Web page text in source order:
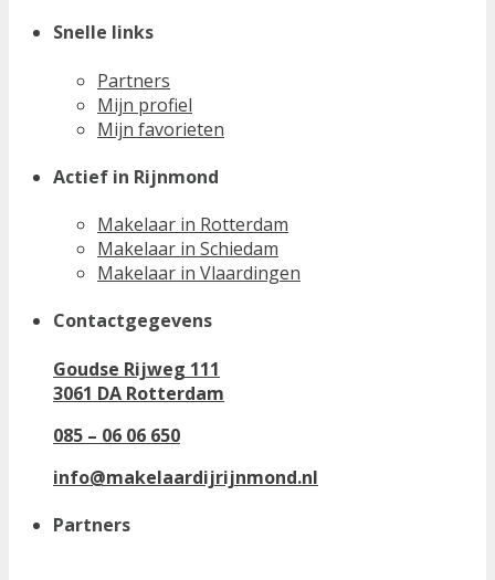
Snelle links
Partners
Mijn profiel
Mijn favorieten
Actief in Rijnmond
Makelaar in Rotterdam
Makelaar in Schiedam
Makelaar in Vlaardingen
Contactgegevens
Goudse Rijweg 111
3061 DA Rotterdam
085 – 06 06 650
info@makelaardijrijnmond.nl
Partners